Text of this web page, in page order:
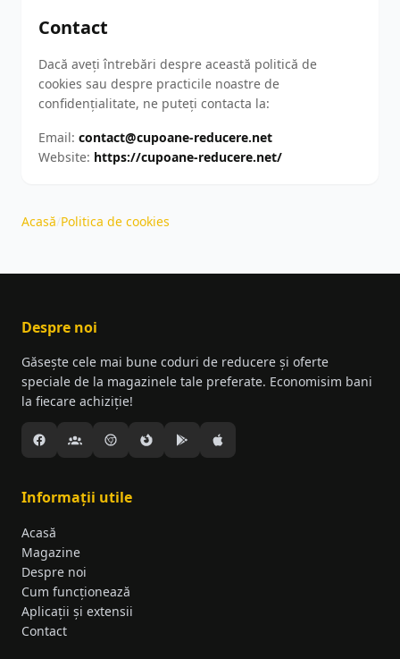
Contact
Dacă aveți întrebări despre această politică de
cookies sau despre practicile noastre de
confidențialitate, ne puteți contacta la:
Email: contact@cupoane-reducere.net
Website: https://cupoane-reducere.net/
Acasă Politica de cookies
Despre noi
Găsește cele mai bune coduri de reducere și oferte
speciale de la magazinele tale preferate. Economisim bani
la fiecare achiziție!
Informații utile
Acasă
Magazine
Despre noi
Cum funcționează
Aplicații și extensii
Contact